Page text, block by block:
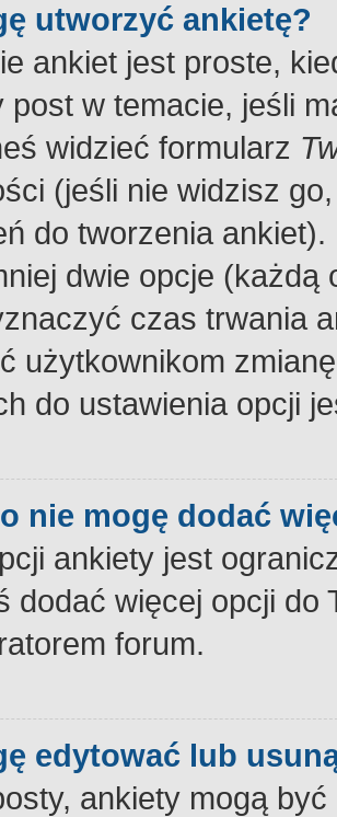
utworzyć ankietę?
ankiet jest proste,
post w temacie, jeśli
widzieć formularz
(jeśli nie widzisz
do tworzenia
dwie opcje
czas trwania
użytkownikom
do ustawienia opcji
nie mogę dodać
ankiety jest
dodać więcej opcji
forum.
edytować lub
ankiety mogą